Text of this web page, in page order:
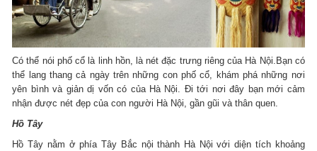
Có thể nói phố cổ là linh hồn, là nét đặc trưng riêng của Hà Nội.Bạn có
thể lang thang cả ngày trên những con phố cổ, khám phá những nơi
yên bình và giản dị vốn có của Hà Nội. Đi tới nơi đây bạn mới cảm
nhận được nét đẹp của con người Hà Nội, gần gũi và thân quen.
Hồ Tây
Hồ Tây nằm ở phía Tây Bắc nội thành Hà Nội với diện tích khoảng